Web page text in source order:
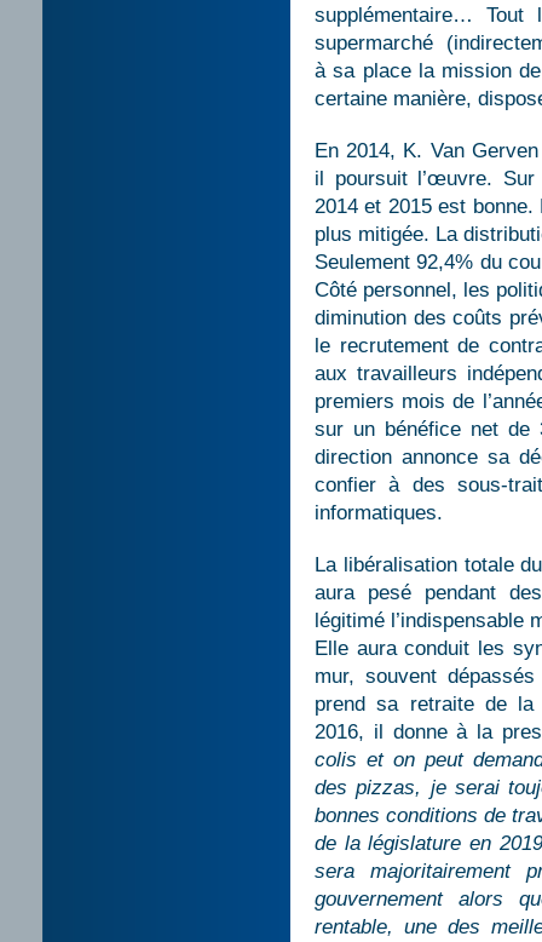
supplémentaire… Tout
supermarché
à sa place la mission
certaine manière,
En 2014, K. Van
il poursuit l’œuvre.
2014 et 2015 est
plus mitigée. La
Seulement 92,4% du
Côté personnel, les
diminution des coûts
le recrutement de
aux travailleurs
premiers mois de
sur un bénéfice net de
direction annonce sa
confier à des sous-
informatiques.
La libéralisation totale
aura pesé pendant
légitimé l’indispensable
Elle aura conduit les
mur, souvent
prend sa retraite de la
2016, il donne à la
colis et on peut
des pizzas, je serai
bonnes conditions de
de la législature en
sera majoritairement
gouvernement alors
rentable, une des